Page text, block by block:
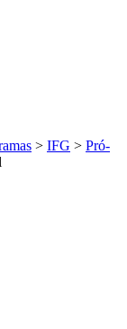
> IFG > Pró-